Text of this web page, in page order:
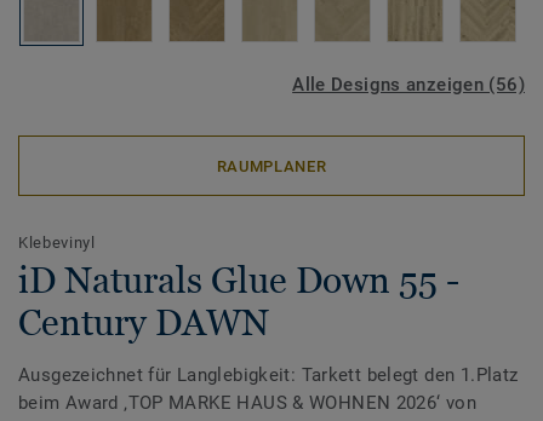
Alle Designs anzeigen (56)
RAUMPLANER
Klebevinyl
iD Naturals Glue Down 55 -
Century DAWN
Ausgezeichnet für Langlebigkeit: Tarkett belegt den 1.Platz
beim Award ‚TOP MARKE HAUS & WOHNEN 2026‘ von